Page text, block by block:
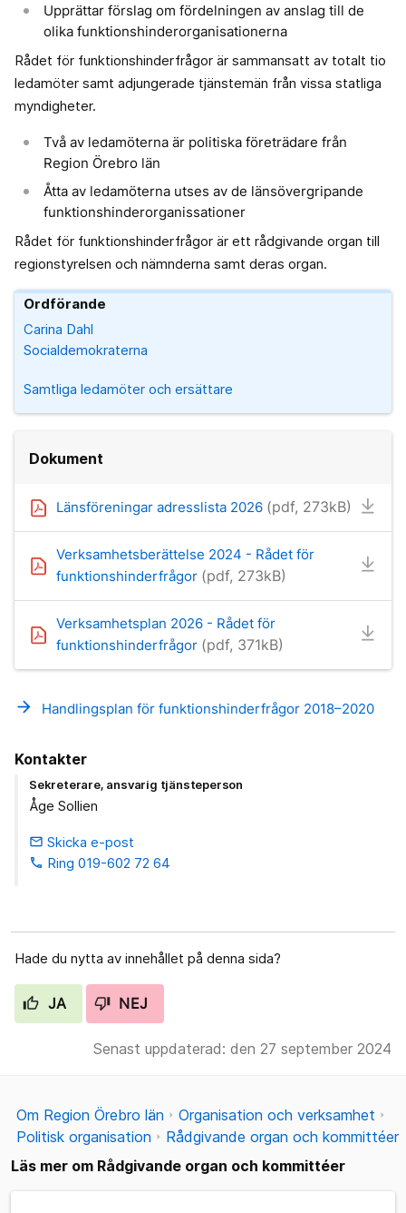
Upprättar förslag om fördelningen av anslag till de
olika funktionshinderorganisationerna
Rådet för funktionshinderfrågor är sammansatt av totalt tio
ledamöter samt adjungerade tjänstemän från vissa statliga
myndigheter.
Två av ledamöterna är politiska företrädare från
Region Örebro län
Åtta av ledamöterna utses av de länsövergripande
funktionshinderorganissationer
Rådet för funktionshinderfrågor är ett rådgivande organ till
regionstyrelsen och nämnderna samt deras organ.
Ordförande
Carina Dahl
Socialdemokraterna
Samtliga ledamöter och ersättare
Dokument
Länsföreningar adresslista 2026 (pdf, 273kB)
Verksamhetsberättelse 2024 - Rådet för
funktionshinderfrågor (pdf, 273kB)
Verksamhetsplan 2026 - Rådet för
funktionshinderfrågor (pdf, 371kB)
arrow_forward Handlingsplan för funktionshinderfrågor 2018–2020
Kontakter
Sekreterare, ansvarig tjänsteperson
Åge Sollien
email Skicka e-post
phone Ring 019-602 72 64
Hade du nytta av innehållet på denna sida?
JA NEJ
Senast uppdaterad: den 27 september 2024
Om Region Örebro län
Organisation och verksamhet
Politisk organisation
Rådgivande organ och kommittéer
Läs mer om Rådgivande organ och kommittéer